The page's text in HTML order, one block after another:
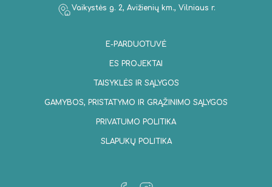
Vaikystės g. 2, Avižienių km., Vilniaus r.
E-PARDUOTUVĖ
ES PROJEKTAI
TAISYKLĖS IR SĄLYGOS
GAMYBOS, PRISTATYMO IR GRĄŽINIMO SĄLYGOS
PRIVATUMO POLITIKA
SLAPUKŲ POLITIKA